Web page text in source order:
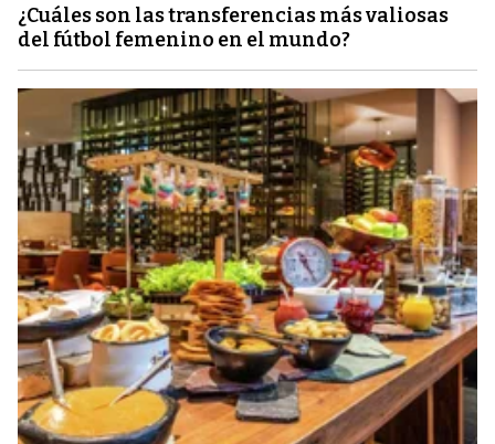
¿Cuáles son las transferencias más valiosas
del fútbol femenino en el mundo?